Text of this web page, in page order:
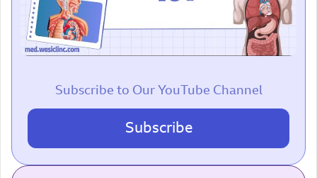
Subscribe to Our YouTube Channel
Subscribe